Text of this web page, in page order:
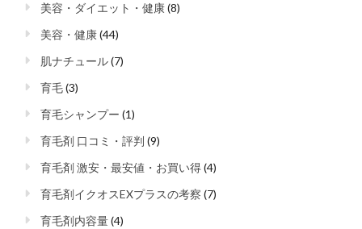
美容・ダイエット・健康(8)
美容・健康(44)
肌ナチュール(7)
育毛(3)
育毛シャンプー (1)
育毛剤 口コミ・評判 (9)
育毛剤 激安・最安値・お買い得(4)
育毛剤イクオスEXプラスの考察 (7)
育毛剤内容量(4)